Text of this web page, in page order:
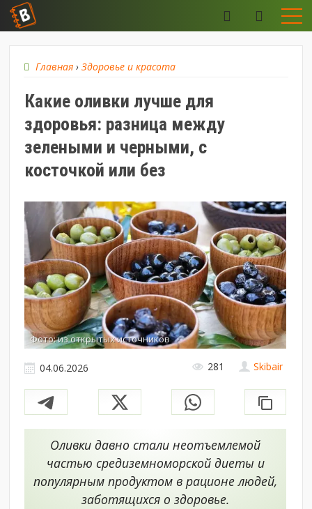
Главная ›Здоровье и красота
Какие оливки лучше для
здоровья: разница между
зелеными и черными, с
косточкой или без
Фото: из открытых источников
Skibair
04.06.2026 281
Оливки давно стали неотъемлемой
частью средиземноморской диеты и
популярным продуктом в рационе людей,
заботящихся о здоровье.